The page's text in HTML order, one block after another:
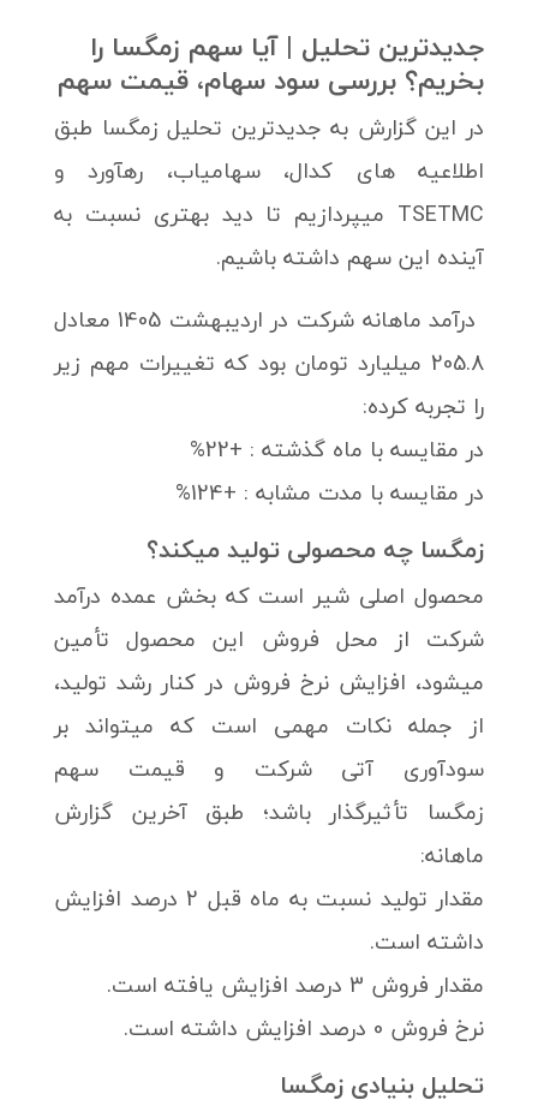
جدیدترین تحلیل | آیا سهم زمگسا را
بخریم؟ بررسی سود سهام، قیمت سهم
در این گزارش به جدیدترین تحلیل زمگسا طبق
اطلاعیه های کدال، سهامیاب، رهآورد و
TSETMC میپردازیم تا دید بهتری نسبت به
آینده این سهم داشته باشیم.
درآمد ماهانه شرکت در اردیبهشت 1405 معادل
205.8 میلیارد تومان بود که تغییرات مهم زیر
را تجربه کرده:
در مقایسه با ماه گذشته : +22%
در مقایسه با مدت مشابه : +124%
زمگسا چه محصولی تولید میکند؟
محصول اصلی شیر است که بخش عمده درآمد
شرکت از محل فروش این محصول تأمین
میشود، افزایش نرخ فروش در کنار رشد تولید،
از جمله نکات مهمی است که میتواند بر
سودآوری آتی شرکت و قیمت سهم
زمگسا تأثیرگذار باشد؛ طبق آخرین گزارش
ماهانه:
مقدار تولید نسبت به ماه قبل 2 درصد افزایش
داشته است.
مقدار فروش 3 درصد افزایش یافته است.
نرخ فروش 0 درصد افزایش داشته است.
تحلیل بنیادی زمگسا